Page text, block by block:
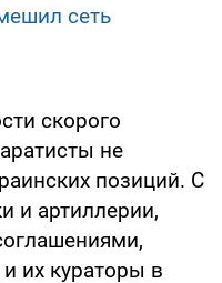
сеть
скорого
не
позиций. С
и артиллерии,
их кураторы в